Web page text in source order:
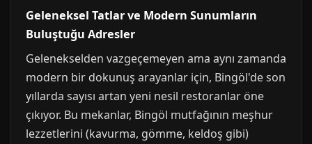
Geleneksel Tatlar ve Modern Sunumların
Buluştuğu Adresler
Gelenekselden vazgeçemeyen ama aynı zamanda
modern bir dokunuş arayanlar için, Bingöl'de son
yıllarda sayısı artan yeni nesil restoranlar öne
çıkıyor. Bu mekanlar, Bingöl mutfağının meşhur
lezzetlerini (kavurma, gömme, keldoş gibi)